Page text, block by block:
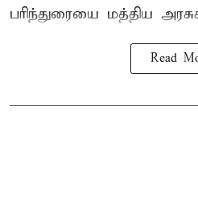
பரிந்துரையை மத்திய
Read